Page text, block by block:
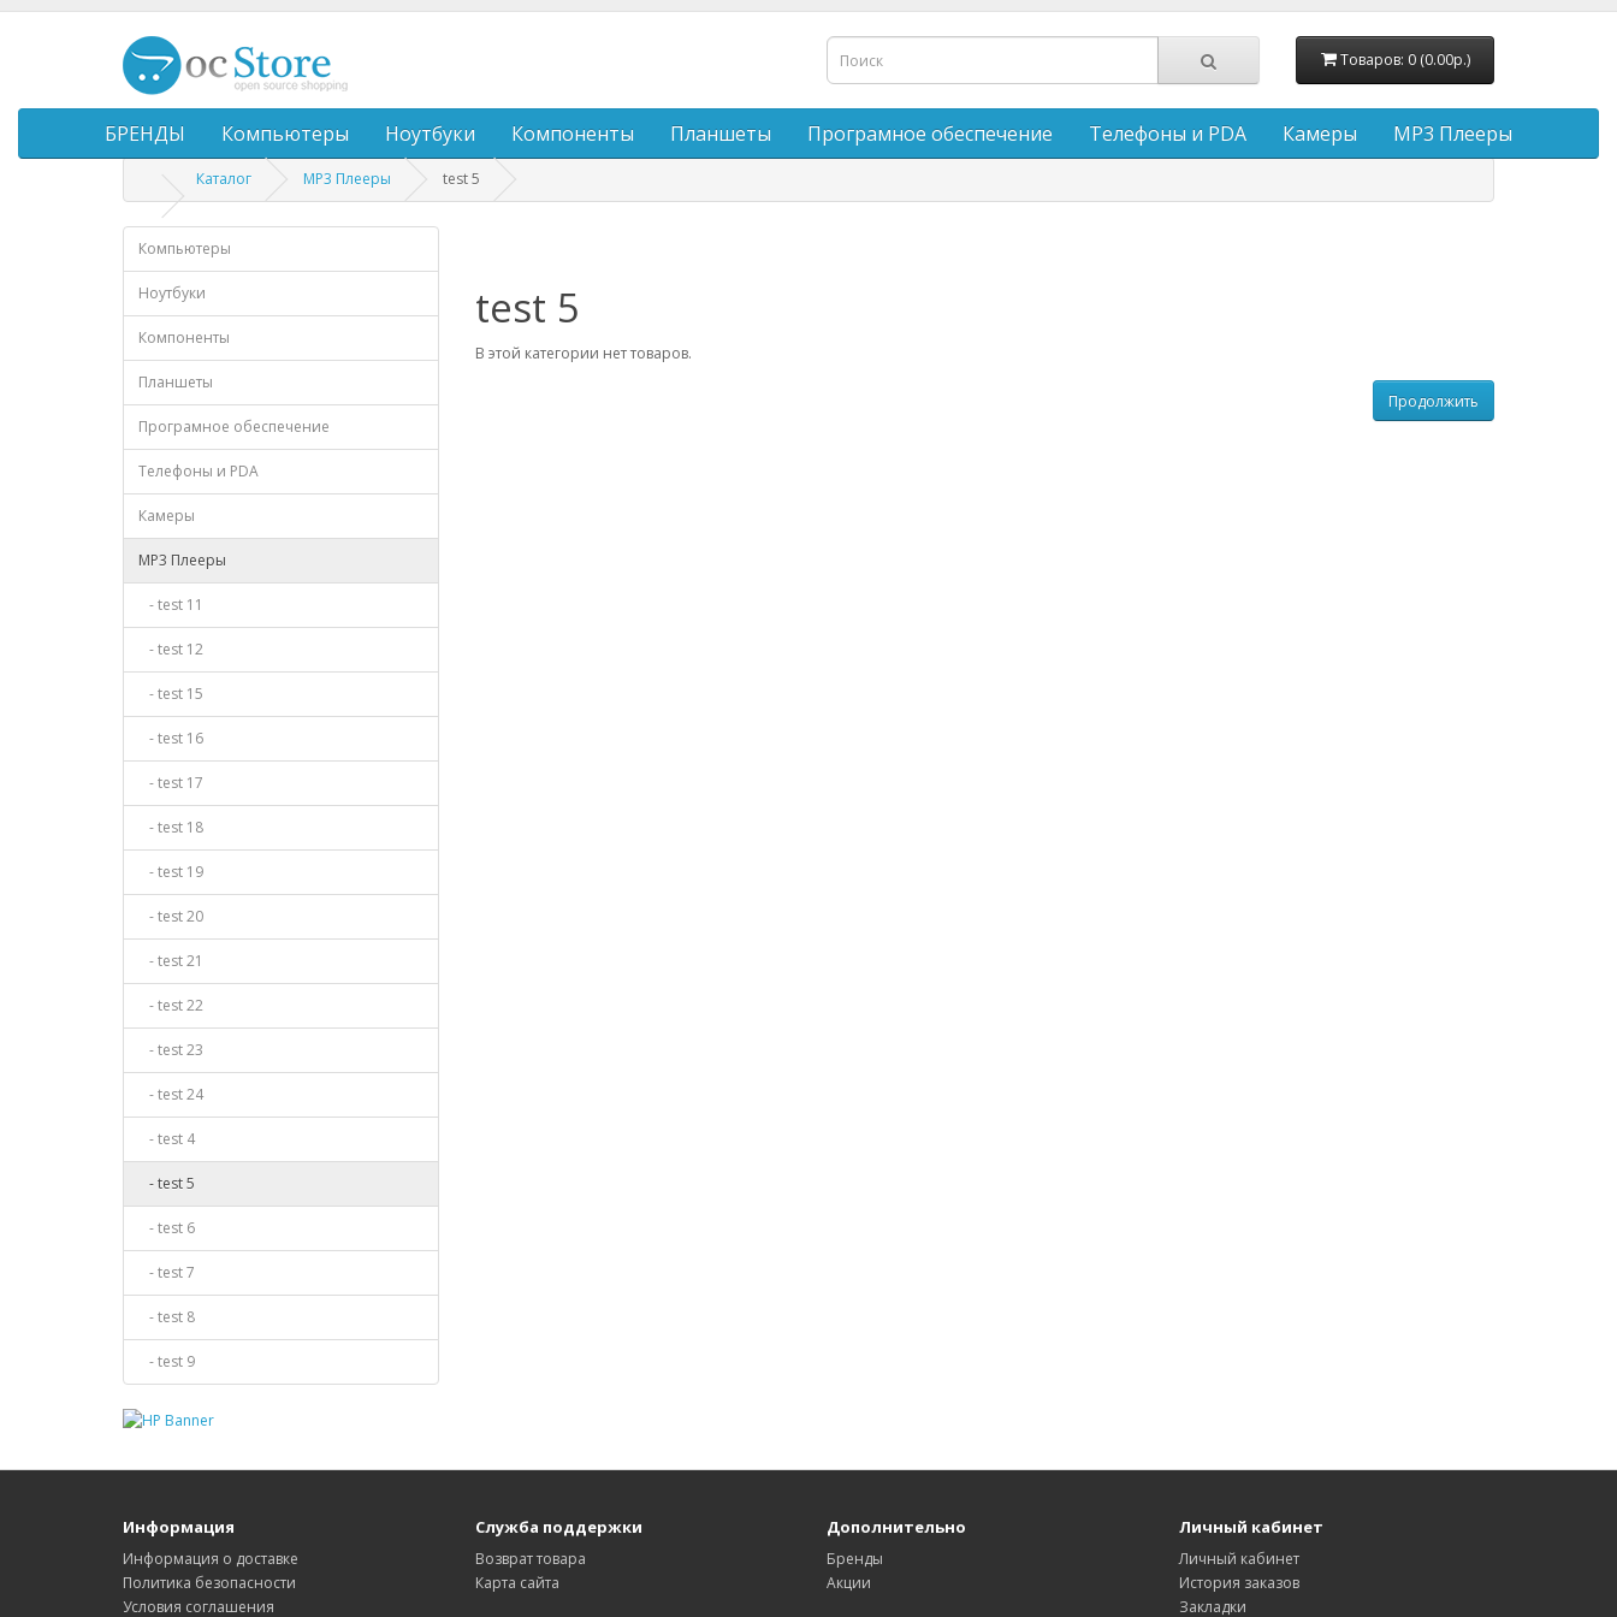
Товаров: 0 (0.00р.)
БРЕНДЫ Компьютеры Ноутбуки Компоненты Планшеты Програмное обеспечение Телефоны и PDA Камеры MP3 Плееры
Каталог MP3 Плееры test 5
Компьютеры
Ноутбуки
Компоненты
Планшеты
Програмное обеспечение
Телефоны и PDA
Камеры
MP3 Плееры
- test 11
- test 12
- test 15
- test 16
- test 17
- test 18
- test 19
- test 20
- test 21
- test 22
- test 23
- test 24
- test 4
- test 5
- test 6
- test 7
- test 8
- test 9
test 5
В этой категории нет товаров.
Продолжить
Информация
Информация о доставке
Политика безопасности
Условия соглашения
Служба поддержки
Возврат товара
Карта сайта
Дополнительно
Бренды
Акции
Личный кабинет
Личный кабинет
История заказов
Закладки